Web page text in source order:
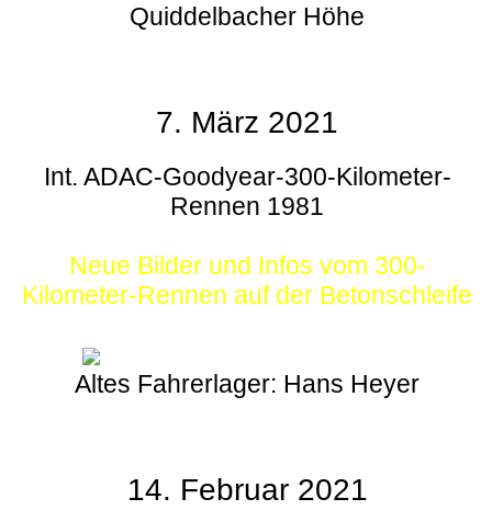
Quiddelbacher Höhe
7. März 2021
Int. ADAC-Goodyear-300-Kilometer-
Rennen 1981
Neue Bilder und Infos vom 300-
Kilometer-Rennen auf der Betonschleife
Altes Fahrerlager: Hans Heyer
14. Februar 2021